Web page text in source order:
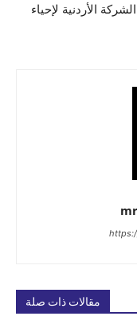
الأردنية لإحياء
مقالات ذات صلة